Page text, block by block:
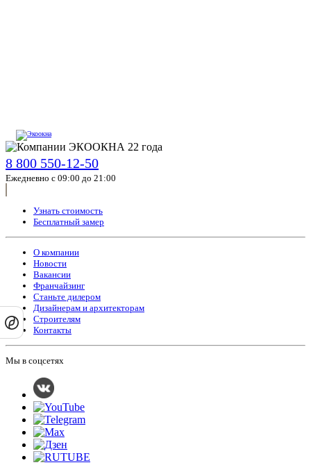
8 800 550-12-50
Ежедневно с 09:00 до 21:00
Узнать стоимость
Бесплатный замер
О компании
Новости
Вакансии
Франчайзинг
Станьте дилером
Дизайнерам и архитекторам
Строителям
Контакты
Мы в соцсетях